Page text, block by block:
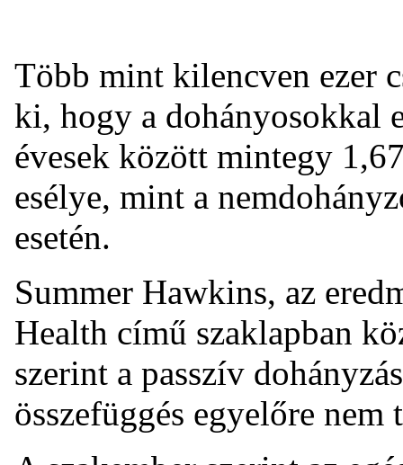
Több mint kilencven ezer
ki, hogy a dohányosokkal
évesek között mintegy
esélye, mint a
esetén.
Summer Hawkins, az
Health című szaklapban
szerint a passzív
összefüggés egyelőre nem